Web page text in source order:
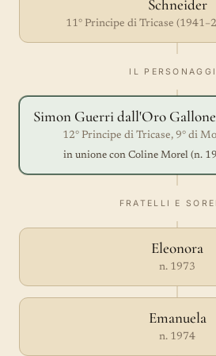
Schneider
11° Principe di Tricase
IL
Simon Guerri dall'Oro Gallone
12° Principe di Tricase, 9° di
in unione con Coline Morel (n.
FRATELLI E
Eleonora
n. 1973
Emanuela
n. 1974